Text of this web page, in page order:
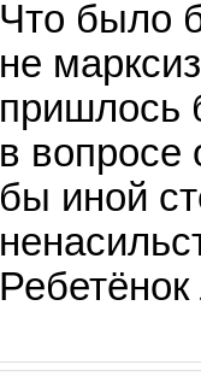
Что было
не
пришлось
в вопросе
бы иной